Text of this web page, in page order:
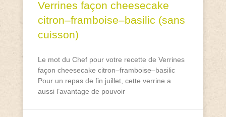
Verrines façon cheesecake
citron–framboise–basilic (sans
cuisson)
Le mot du Chef pour votre recette de Verrines
façon cheesecake citron–framboise–basilic
Pour un repas de fin juillet, cette verrine a
aussi l’avantage de pouvoir